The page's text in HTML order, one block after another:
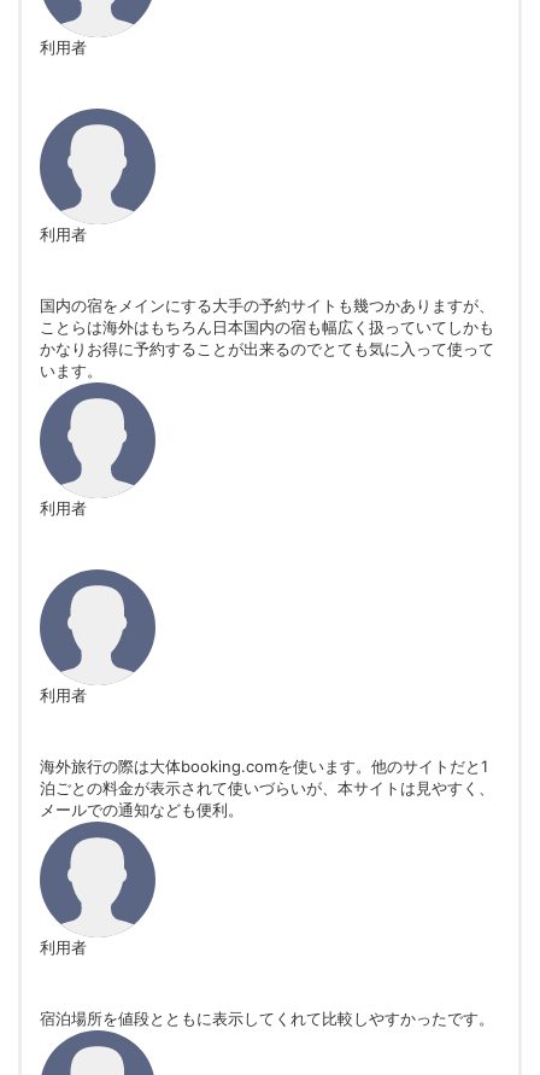
利用者
利用者
国内の宿をメインにする大手の予約サイトも幾つかありますが、
ことらは海外はもちろん日本国内の宿も幅広く扱っていてしかも
かなりお得に予約することが出来るのでとても気に入って使って
います。
利用者
利用者
海外旅行の際は大体booking.comを使います。他のサイトだと1
泊ごとの料金が表示されて使いづらいが、本サイトは見やすく、
メールでの通知なども便利。
利用者
宿泊場所を値段とともに表示してくれて比較しやすかったです。